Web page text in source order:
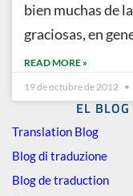
EL
Translation Blog
Blog di traduzione
Blog de traduction
bien muchas de
graciosas, en
READ MORE »
19 de octubre de 2012